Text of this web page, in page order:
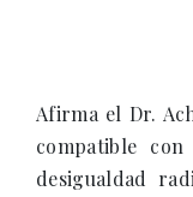
Afirma el Dr.
compatible
desigualdad